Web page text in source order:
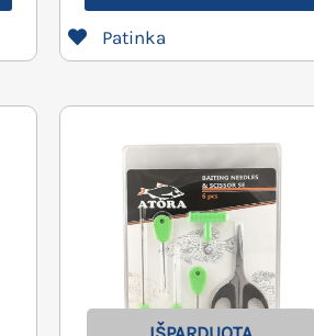
Patinka